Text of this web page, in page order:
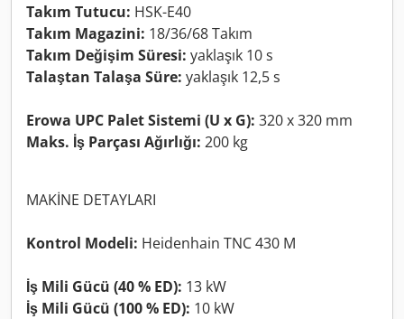
Takım Tutucu: HSK-E40
Takım Magazini: 18/36/68 Takım
Takım Değişim Süresi: yaklaşık 10 s
Talaştan Talaşa Süre: yaklaşık 12,5 s
Erowa UPC Palet Sistemi (U x G): 320 x 320 mm
Maks. İş Parçası Ağırlığı: 200 kg
MAKİNE DETAYLARI
Kontrol Modeli: Heidenhain TNC 430 M
İş Mili Gücü (40 % ED): 13 kW
İş Mili Gücü (100 % ED): 10 kW